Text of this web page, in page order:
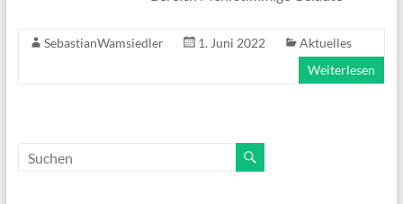
SebastianWamsiedler 1. Juni 2022
Aktuelles
Weiterlesen